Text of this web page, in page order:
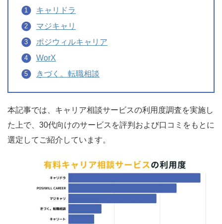
キャリドラ
マジキャリ
ポジウィルキャリア
WorX
きづく。転職相談
本記事では、キャリア相談サービスの利用度調査を実施し
た上で、30代向けのサービスを評判および口コミをもとに
選定してご紹介しています。